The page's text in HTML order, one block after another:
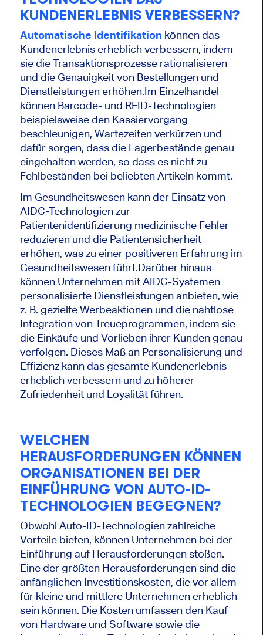
KUNDENERLEBNIS VERBESSERN?
Automatische Identifikation können das
Kundenerlebnis erheblich verbessern, indem
sie die Transaktionsprozesse rationalisieren
und die Genauigkeit von Bestellungen und
Dienstleistungen erhöhen.Im Einzelhandel
können Barcode- und RFID-Technologien
beispielsweise den Kassiervorgang
beschleunigen, Wartezeiten verkürzen und
dafür sorgen, dass die Lagerbestände genau
eingehalten werden, so dass es nicht zu
Fehlbeständen bei beliebten Artikeln kommt.
Im Gesundheitswesen kann der Einsatz von
AIDC-Technologien zur
Patientenidentifizierung medizinische Fehler
reduzieren und die Patientensicherheit
erhöhen, was zu einer positiveren Erfahrung im
Gesundheitswesen führt.Darüber hinaus
können Unternehmen mit AIDC-Systemen
personalisierte Dienstleistungen anbieten, wie
z. B. gezielte Werbeaktionen und die nahtlose
Integration von Treueprogrammen, indem sie
die Einkäufe und Vorlieben ihrer Kunden genau
verfolgen. Dieses Maß an Personalisierung und
Effizienz kann das gesamte Kundenerlebnis
erheblich verbessern und zu höherer
Zufriedenheit und Loyalität führen.
WELCHEN
HERAUSFORDERUNGEN KÖNNEN
ORGANISATIONEN BEI DER
EINFÜHRUNG VON AUTO-ID-
TECHNOLOGIEN BEGEGNEN?
Obwohl Auto-ID-Technologien zahlreiche
Vorteile bieten, können Unternehmen bei der
Einführung auf Herausforderungen stoßen.
Eine der größten Herausforderungen sind die
anfänglichen Investitionskosten, die vor allem
für kleine und mittlere Unternehmen erheblich
sein können. Die Kosten umfassen den Kauf
von Hardware und Software sowie die